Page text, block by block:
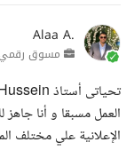
Alaa A.
مسوق رقمي
العمل مسبقا و أنا
الإعلانية علي مختلف